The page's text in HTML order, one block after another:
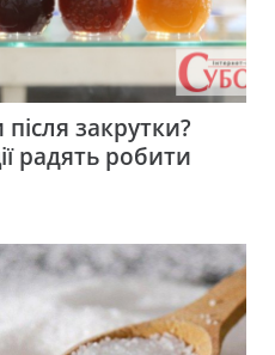
закрутки?
радять робити